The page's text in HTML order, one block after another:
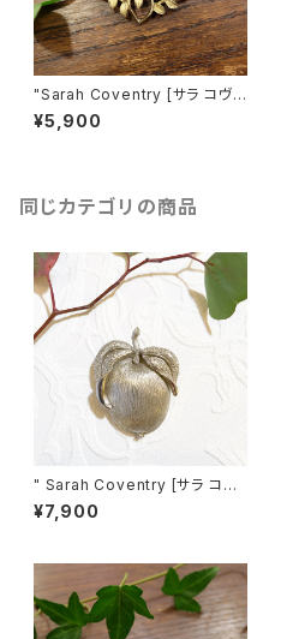
"Sarah Coventry [サラ コヴェ
ントリー]" 1966年『Peta Lur
e』コレクション お花モチーフ ヴ
¥5,900
同じカテゴリの商品
" Sarah Coventry [サラ コヴ
ェントリー] " １９６１年"Adams
Delight"シリーズ プラムモチー
¥7,900